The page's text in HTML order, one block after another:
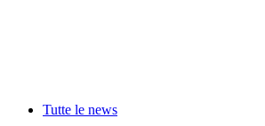
Tutte le news